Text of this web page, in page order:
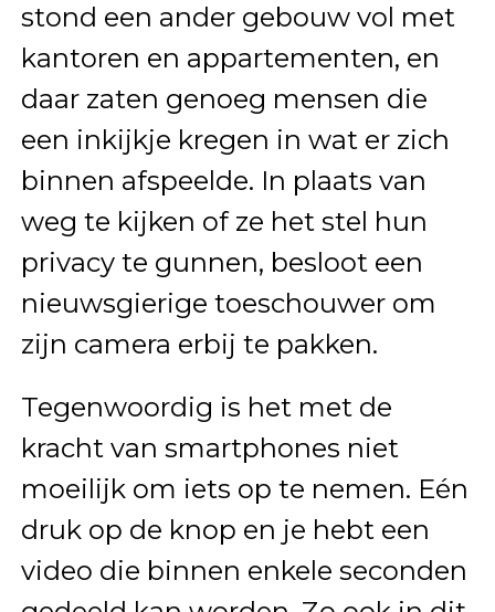
stond een ander gebouw vol met
kantoren en appartementen, en
daar zaten genoeg mensen die
een inkijkje kregen in wat er zich
binnen afspeelde. In plaats van
weg te kijken of ze het stel hun
privacy te gunnen, besloot een
nieuwsgierige toeschouwer om
zijn camera erbij te pakken.
Tegenwoordig is het met de
kracht van smartphones niet
moeilijk om iets op te nemen. Eén
druk op de knop en je hebt een
video die binnen enkele seconden